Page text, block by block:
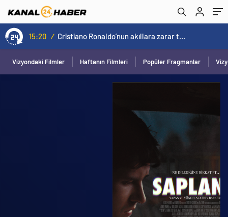
15:20 / Cristiano Ronaldo’nun akıllara zarar tüm kariyerinin istatistiğini çıkardık !
Vizyondaki Filmler Haftanın Filmleri Popüler Fragmanlar